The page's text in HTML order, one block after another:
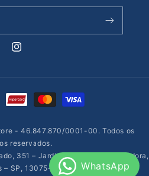
Instagram
- 46.847.870/0001-00. Todos os
reservados.
351 – Jardim Nossa Sra. Auxiliadora,
– SP, 13075-185.